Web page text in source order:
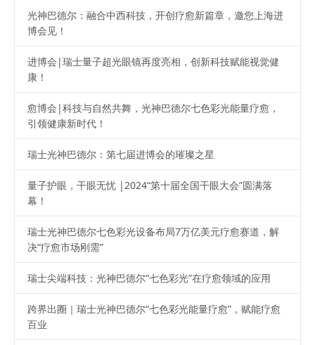
光神巴德尔：融合中西科技，开创疗愈新篇章，邀您上海进
博会见！
进博会|瑞士量子超光眼镜再度亮相，创新科技赋能视觉健
康！
愈博会|科技与自然共舞，光神巴德尔七色彩光能量疗愈，
引领健康新时代！
瑞士光神巴德尔：第七届进博会的璀璨之星
量子护眼，干眼无忧 |2024“第十届全国干眼大会”圆满落
幕！
瑞士光神巴德尔七色彩光设备布局7万亿美元疗愈赛道，解
决“疗愈市场刚需”
瑞士尖端科技：光神巴德尔“七色彩光”在疗愈领域的应用
跨界出圈｜瑞士光神巴德尔“七色彩光能量疗愈”，赋能疗愈
百业